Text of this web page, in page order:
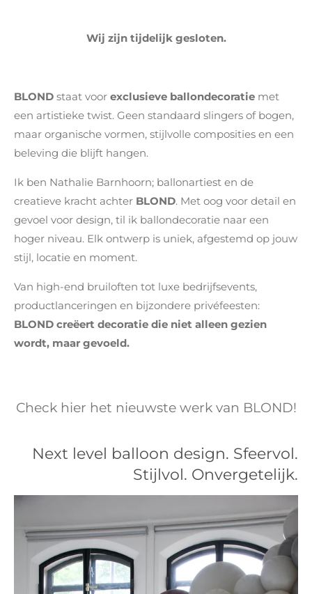
Wij zijn tijdelijk gesloten.
BLOND staat voor exclusieve ballondecoratie met
een artistieke twist. Geen standaard slingers of bogen,
maar organische vormen, stijlvolle composities en een
beleving die blijft hangen.
Ik ben Nathalie Barnhoorn; ballonartiest en de
creatieve kracht achter BLOND. Met oog voor detail en
gevoel voor design, til ik ballondecoratie naar een
hoger niveau. Elk ontwerp is uniek, afgestemd op jouw
stijl, locatie en moment.
Van high-end bruiloften tot luxe bedrijfsevents,
productlanceringen en bijzondere privéfeesten:
BLOND creëert decoratie die niet alleen gezien
wordt, maar gevoeld.
Check hier het nieuwste werk van BLOND!
Next level balloon design. Sfeervol.
Stijlvol. Onvergetelijk.